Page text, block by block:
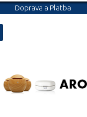
Doprava a Platba